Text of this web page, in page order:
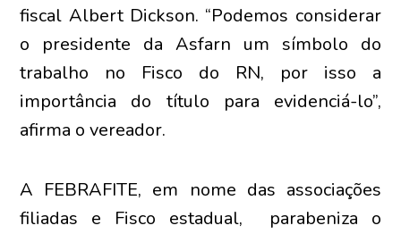
fiscal Albert Dickson. “Podemos considerar
o presidente da Asfarn um símbolo do
trabalho no Fisco do RN, por isso a
importância do título para evidenciá-lo”,
afirma o vereador.
A FEBRAFITE, em nome das associações
filiadas e Fisco estadual, parabeniza o